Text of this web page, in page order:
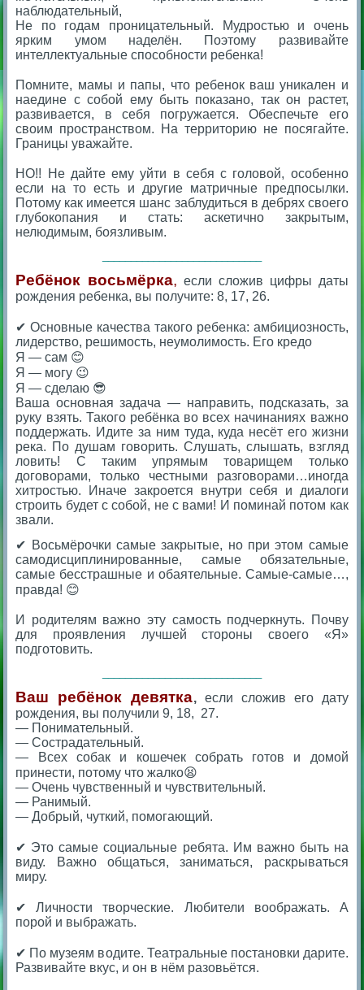
наблюдательный,
Не по годам проницательный. Мудростью и очень
ярким умом наделён. Поэтому развивайте
интеллектуальные способности ребенка!
Помните, мамы и папы, что ребенок ваш уникален и
наедине с собой ему быть показано, так он растет,
развивается, в себя погружается. Обеспечьте его
своим пространством. На территорию не посягайте.
Границы уважайте.
НО!! Не дайте ему уйти в себя с головой, особенно
если на то есть и другие матричные предпосылки.
Потому как имеется шанс заблудиться в дебрях своего
глубокопания и стать: аскетично закрытым,
нелюдимым, боязливым.
Ребёнок восьмёрка, если сложив цифры даты
рождения ребенка, вы получите: 8, 17, 26.
✔ Основные качества такого ребенка: амбициозность,
лидерство, решимость, неумолимость. Его кредо
Я — сам 😊
Я — могу 😉
Я — сделаю 😎
Ваша основная задача — направить, подсказать, за
руку взять. Такого ребёнка во всех начинаниях важно
поддержать. Идите за ним туда, куда несёт его жизни
река. По душам говорить. Слушать, слышать, взгляд
ловить! С таким упрямым товарищем только
договорами, только честными разговорами…иногда
хитростью. Иначе закроется внутри себя и диалоги
строить будет с собой, не с вами! И поминай потом как
звали.
✔ Восьмёрочки самые закрытые, но при этом самые
самодисциплинированные, самые обязательные,
самые бесстрашные и обаятельные. Самые-самые…,
правда! 😊
И родителям важно эту самость подчеркнуть. Почву
для проявления лучшей стороны своего «Я»
подготовить.
Ваш ребёнок девятка, если сложив его дату
рождения, вы получили 9, 18, 27.
— Понимательный.
— Сострадательный.
— Всех собак и кошечек собрать готов и домой
принести, потому что жалко😫
— Очень чувственный и чувствительный.
— Ранимый.
— Добрый, чуткий, помогающий.
✔ Это самые социальные ребята. Им важно быть на
виду. Важно общаться, заниматься, раскрываться
миру.
✔ Личности творческие. Любители воображать. А
порой и выбражать.
✔ По музеям водите. Театральные постановки дарите.
Развивайте вкус, и он в нём разовьётся.